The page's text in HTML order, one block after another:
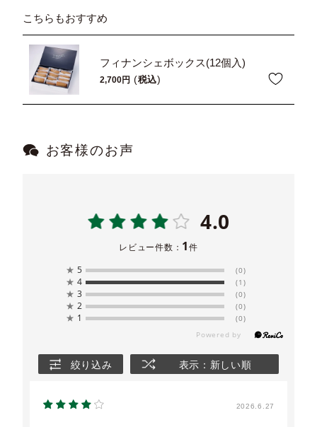
こちらもおすすめ
フィナンシェボックス(12個入)
2,700 税込
お客様のお声
4.0
レビュー件数： 1件
★ 5 (0)
★ 4 (1)
★ 3 (0)
★ 2 (0)
★ 1 (0)
絞り込み 表示：新しい順
2026.6.27